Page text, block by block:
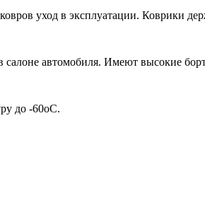
уход в эксплуатации. Коврики
автомобиля. Имеют высокие
до -60oC.